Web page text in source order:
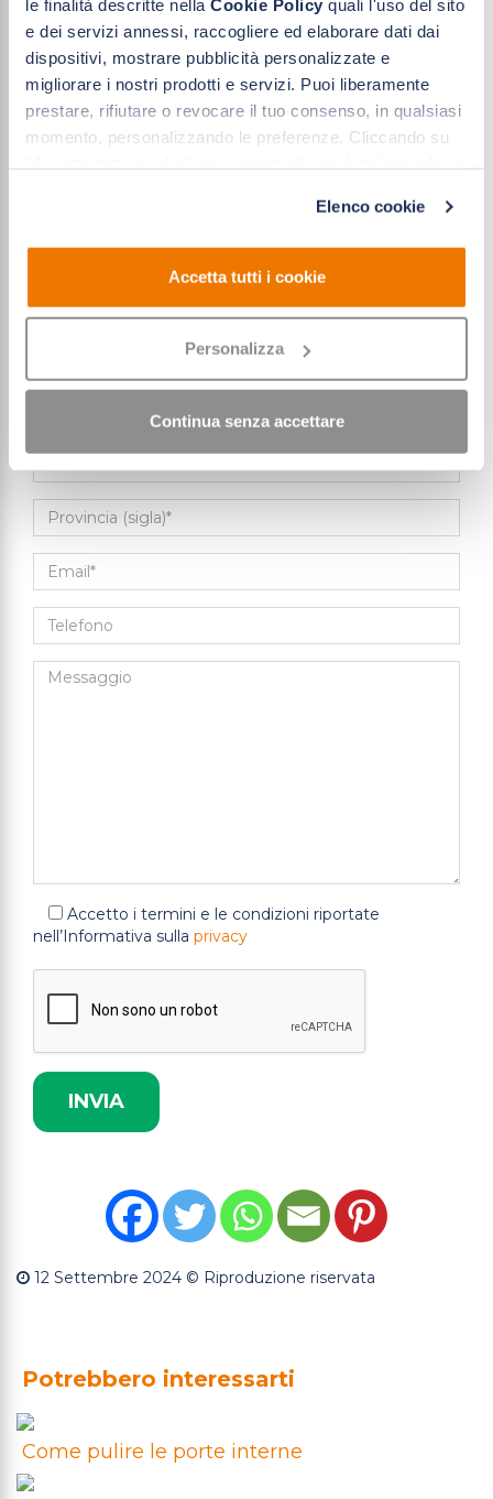
le finalità descritte nella Cookie Policy quali l'uso del sito
e dei servizi annessi, raccogliere ed elaborare dati dai
dispositivi, mostrare pubblicità personalizzate e
migliorare i nostri prodotti e servizi. Puoi liberamente
prestare, rifiutare o revocare il tuo consenso, in qualsiasi
momento, personalizzando le preferenze. Cliccando su
acconsenti all'uso dei soli cookie tecnici.
Elenco cookie
Accetta tutti i cookie
Personalizza
Continua senza accettare
lavori e il budget a disposizione. È importante fare
attenzione a tutti gli elementi della porta blindata
comela qualità della serratura e la certificazione del
produttore , poiché influiscono direttamente sulla sicurezza
complessiva del prodotto. Inoltre, è sempre utile affidarsi a
professionisti del settore per l’installazione
, in modo
da garantirne il corretto funzionamento.
INFORMAZIONI
sopralluogo gratuito
Accetto i termini e le condizioni riportate
nell’Informativa sulla privacy
12 Settembre 2024 © Riproduzione riservata
Potrebbero interessarti
Come pulire le porte interne